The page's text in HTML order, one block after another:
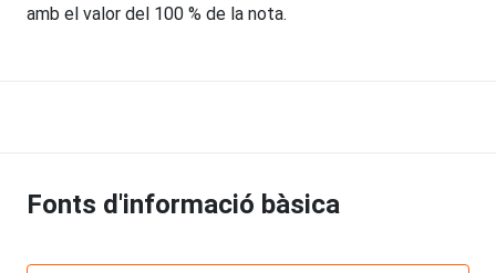
amb el valor del 100 % de la nota.
Fonts d'informació bàsica